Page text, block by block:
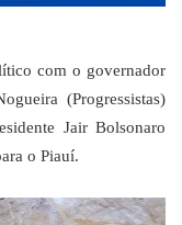
com o governador
(Progressistas)
Jair Bolsonaro
o Piauí.